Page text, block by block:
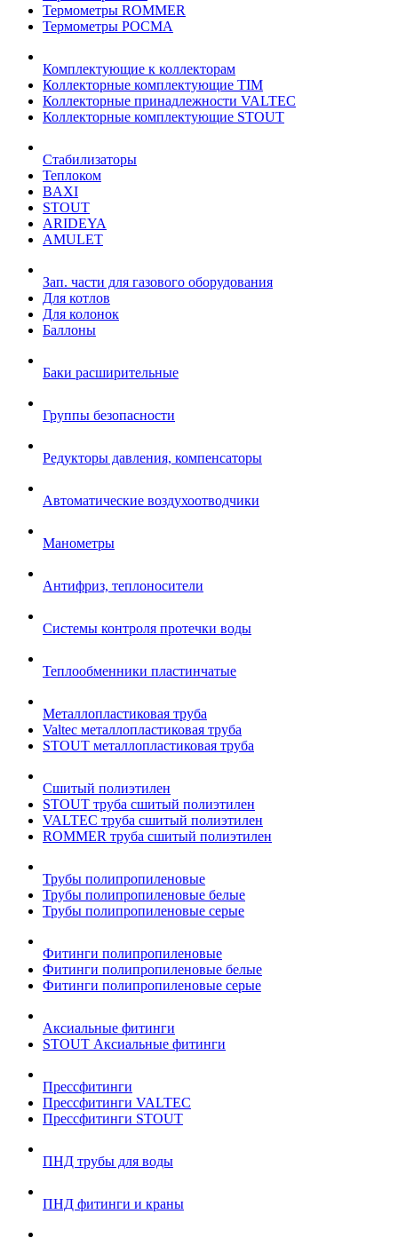
Термометры ROMMER
Термометры РОСМА
Комплектующие к коллекторам
Коллекторные комплектующие TIM
Коллекторные принадлежности VALTEC
Коллекторные комплектующие STOUT
Стабилизаторы
Теплоком
BAXI
STOUT
ARIDEYA
AMULET
Зап. части для газового оборудования
Для котлов
Для колонок
Баллоны
Баки расширительные
Группы безопасности
Редукторы давления, компенсаторы
Автоматические воздухоотводчики
Манометры
Антифриз, теплоносители
Системы контроля протечки воды
Теплообменники пластинчатые
Металлопластиковая труба
Valtec металлопластиковая труба
STOUT металлопластиковая труба
Сшитый полиэтилен
STOUT труба сшитый полиэтилен
VALTEC труба сшитый полиэтилен
ROMMER труба сшитый полиэтилен
Трубы полипропиленовые
Трубы полипропиленовые белые
Трубы полипропиленовые серые
Фитинги полипропиленовые
Фитинги полипропиленовые белые
Фитинги полипропиленовые серые
Аксиальные фитинги
STOUT Аксиальные фитинги
Прессфитинги
Прессфитинги VALTEC
Прессфитинги STOUT
ПНД трубы для воды
ПНД фитинги и краны